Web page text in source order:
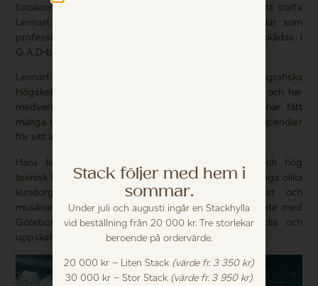
fotokonst. Denna dag får alla västkustbor möjlighet att träffa
Lennart och höra mer om hans gedigna yrkeskarriär som
professionell fotograf. Hans foton kan därefter beskådas i
G.A.D-butiken till Valborg.
Lennart Sjöberg är utbildad vid Göteborgs Fotografiska
Högskola (HDK Valand – Academy of Art and Design) och har
medverkat vid utställningar över hela världen. Han har fått
många inhemska och internationella utmärkelser och stipendier
för sitt arbete.
Hans kombination av det konstnärliga uttrycket och hög
teknisk kunnighet har gjort honom flitigt anlitad av många olika
kundorganisationer, inte minst inom kultur, konst och
musiksektorn. Till exempel har Lennarts långa samarbete med
Göteborgsoperan fått stor uppmärksamhet i media och
uppskattats av Operahusets besökare och allmänheten.
Stack följer med hem i
sommar.
Under juli och augusti ingår en Stackhylla
vid beställning från 20 000 kr. Tre storlekar
beroende på ordervärde.
20 000 kr – Liten Stack (värde fr. 3 350 kr)
30 000 kr – Stor Stack (värde fr. 3 950 kr)